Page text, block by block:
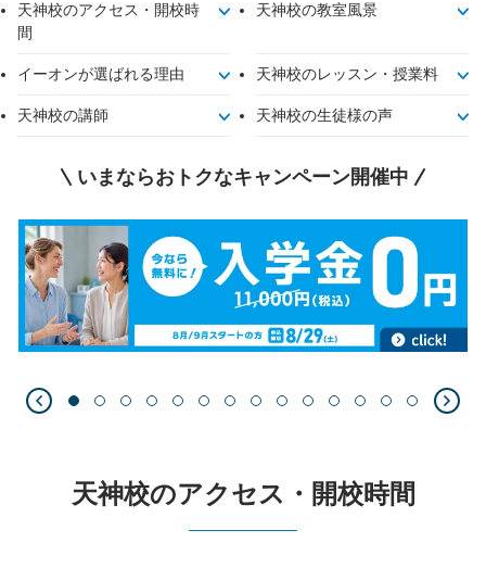
天神校のアクセス・開校時
間
天神校の教室風景
イーオンが選ばれる理由 天神校のレッスン・授業料
天神校の講師 天神校の生徒様の声
いまならおトクなキャンペーン開催中
天神校のアクセス・開校時間